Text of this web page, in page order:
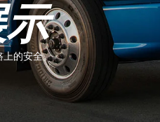
上的安全。